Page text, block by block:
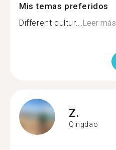
Mis temas preferidos
Different cultur... Leer más
Z.
Qingdao